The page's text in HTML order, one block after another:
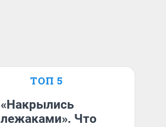
ТОП 5
«Накрылись
лежаками». Что